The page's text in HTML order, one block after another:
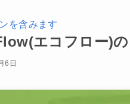
を含みます
エコフロー)
6日